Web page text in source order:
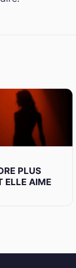
PLUS
ELLE AIME